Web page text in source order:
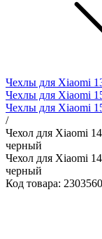
Чехлы для Xiaomi
Чехлы для Xiaomi
Чехлы для Xiaomi
/
Чехол для Xiaomi
черный
Чехол для Xiaomi
черный
Код товара: 2303560